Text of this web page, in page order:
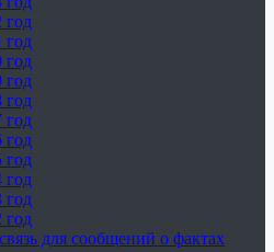
год
год
год
год
год
год
год
год
год
год
год
для сообщений о фактах